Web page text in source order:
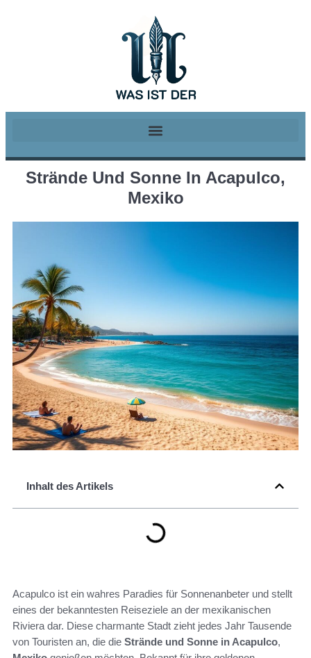
Strände Und Sonne In Acapulco,
Mexiko
Inhalt des Artikels
Acapulco ist ein wahres Paradies für Sonnenanbeter und stellt
eines der bekanntesten Reiseziele an der mexikanischen
Riviera dar. Diese charmante Stadt zieht jedes Jahr Tausende
von Touristen an, die die Strände und Sonne in Acapulco,